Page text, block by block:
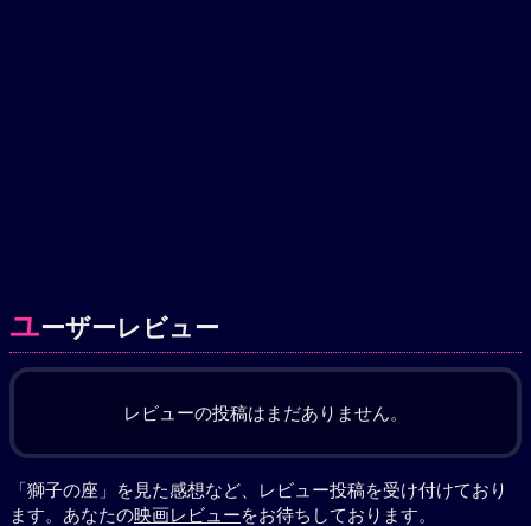
ユーザーレビュー
レビューの投稿はまだありません。
「獅子の座」を見た感想など、レビュー投稿を受け付けており
ます。あなたの映画レビューをお待ちしております。